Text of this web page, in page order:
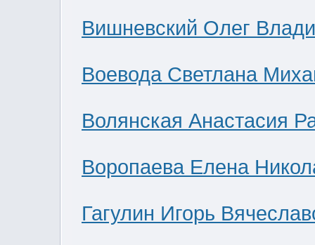
Вишневский Олег
Воевода Светлана
Волянская Анастасия
Воропаева Елена
Гагулин Игорь